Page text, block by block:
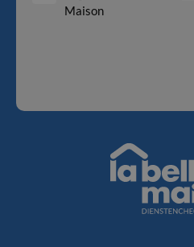
Maison